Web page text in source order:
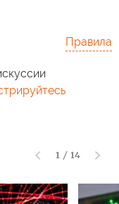
Правила
1 / 14